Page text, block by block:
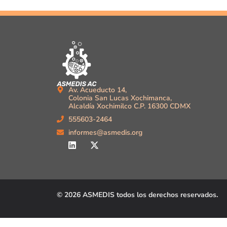
Av. Acueducto 14,
Colonia San Lucas Xochimanca,
Alcaldía Xochimilco C.P. 16300 CDMX
555603-2464
informes@asmedis.org
© 2026 ASMEDIS todos los derechos reservados.